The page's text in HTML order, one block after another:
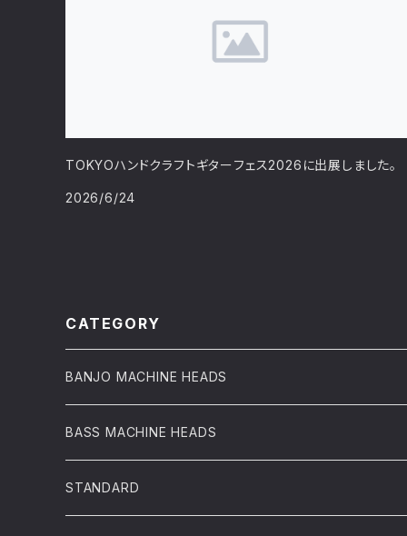
TOKYOハンドクラフトギターフェス2026に出展しました。
2026/6/24
CATEGORY
BANJO MACHINE HEADS
BASS MACHINE HEADS
STANDARD